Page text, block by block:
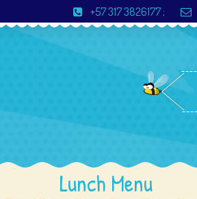
+57 317 3826177 ;
Lunch Menu